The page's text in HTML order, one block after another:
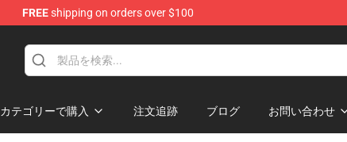
FREEshipping on orders over $100
カテゴリーで購入 注文追跡 ブログ お問い合わせ